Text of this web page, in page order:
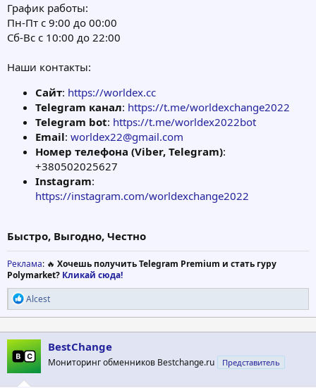
График работы:
Пн-Пт c 9:00 до 00:00
Сб-Вс с 10:00 до 22:00
Наши контакты:
Сайт: https://worldex.cc
Telegram канал: https://t.me/worldexchange2022
Telegram bot: https://t.me/worldex2022bot
Email: worldex22@gmail.com
Номер телефона (Viber, Telegram):
+380502025627
Instagram:
https://instagram.com/worldexchange2022
Быстро, Выгодно, Честно
Реклама: 🔥 Хочешь получить Telegram Premium и стать гуру
Polymarket? Кликай сюда!
Р
е
а
к
ц
и
и
:
Alcest
BestChange
Мониторинг обменников Bestchange.ru Представитель